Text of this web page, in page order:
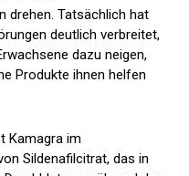
drehen. Tatsächlich hat
deutlich verbreitet,
dazu neigen,
Produkte ihnen helfen
Kamagra im
Sildenafilcitrat, das in